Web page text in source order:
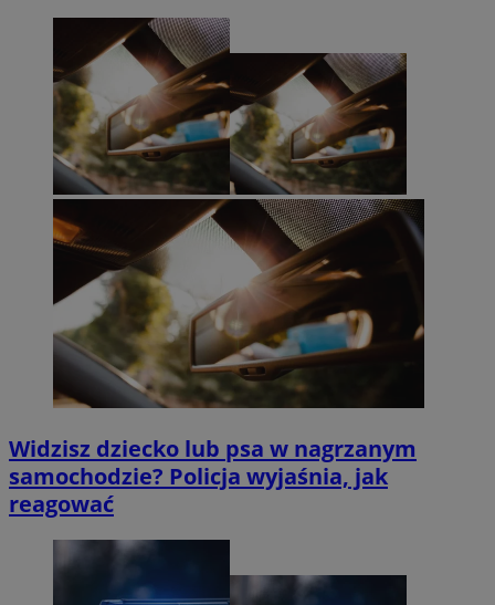
Widzisz dziecko lub psa w nagrzanym
samochodzie? Policja wyjaśnia, jak
reagować